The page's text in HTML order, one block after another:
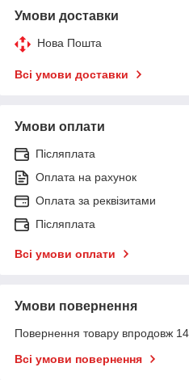
Умови доставки
Нова Пошта
Всі умови доставки
Умови оплати
Післяплата
Оплата на рахунок
Оплата за реквізитами
Післяплата
Всі умови оплати
Умови повернення
Повернення товару впродовж
Всі умови повернення